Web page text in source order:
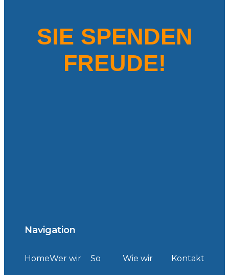
SIE SPENDEN
FREUDE!
Navigation
HomeWer wir So Wie wir Kontakt